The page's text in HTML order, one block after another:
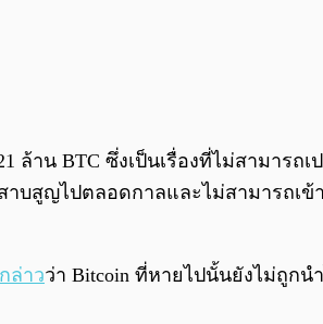
าน BTC ซึ่งเป็นเรื่องที่ไม่สามารถ
าบสูญไปตลอดกาลและไม่สามารถเข้
กล่าวว่า Bitcoin ที่หายไปนั้นยังไม่ถูกน